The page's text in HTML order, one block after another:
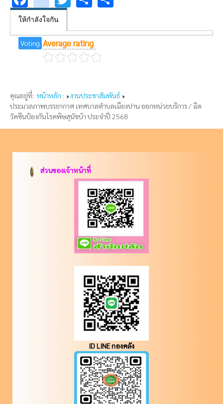
ให้กำลังใจกัน
Voting Average rating
คุณอยู่ที่: หน้าหลัก :
งานประชาสัมพันธ์
ประมวลภาพบรรยากาศ เทศบาลตำบลเมืองปาน ออกหน่วยบริการ / ฉีด
วัคซีนป้องกันโรคพิษสุนัขบ้า ประจำปี 2568
ส่วนของเจ้าหน้าที่
ID LINE กองคลัง